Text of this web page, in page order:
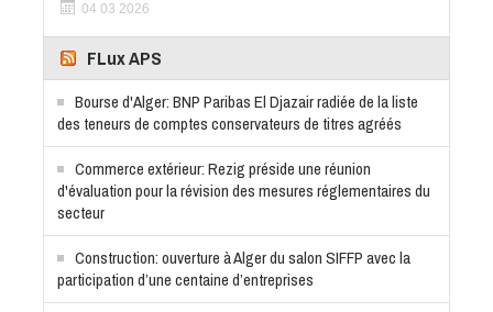
04 03 2026
FLux APS
Bourse d'Alger: BNP Paribas El Djazair radiée de la liste
des teneurs de comptes conservateurs de titres agréés
Commerce extérieur: Rezig préside une réunion
d'évaluation pour la révision des mesures réglementaires du
secteur
Construction: ouverture à Alger du salon SIFFP avec la
participation d’une centaine d’entreprises